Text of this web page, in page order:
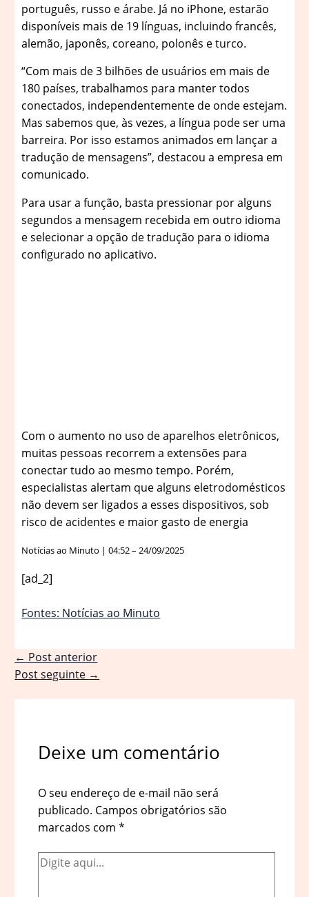
português, russo e árabe. Já no iPhone, estarão
disponíveis mais de 19 línguas, incluindo francês,
alemão, japonês, coreano, polonês e turco.
“Com mais de 3 bilhões de usuários em mais de
180 países, trabalhamos para manter todos
conectados, independentemente de onde estejam.
Mas sabemos que, às vezes, a língua pode ser uma
barreira. Por isso estamos animados em lançar a
tradução de mensagens”, destacou a empresa em
comunicado.
Para usar a função, basta pressionar por alguns
segundos a mensagem recebida em outro idioma
e selecionar a opção de tradução para o idioma
configurado no aplicativo.
Com o aumento no uso de aparelhos eletrônicos,
muitas pessoas recorrem a extensões para
conectar tudo ao mesmo tempo. Porém,
especialistas alertam que alguns eletrodomésticos
não devem ser ligados a esses dispositivos, sob
risco de acidentes e maior gasto de energia
Notícias ao Minuto | 04:52 – 24/09/2025
[ad_2]
Fontes: Notícias ao Minuto
← Post anterior
Post seguinte →
Deixe um comentário
O seu endereço de e-mail não será
publicado. Campos obrigatórios são
marcados com *
Digite